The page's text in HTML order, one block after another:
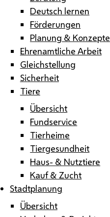
Deutsch lernen
Förderungen
Planung & Konzepte
Ehrenamtliche Arbeit
Gleichstellung
Sicherheit
Tiere
Übersicht
Fundservice
Tierheime
Tiergesundheit
Haus- & Nutztiere
Kauf & Zucht
Stadtplanung
Übersicht